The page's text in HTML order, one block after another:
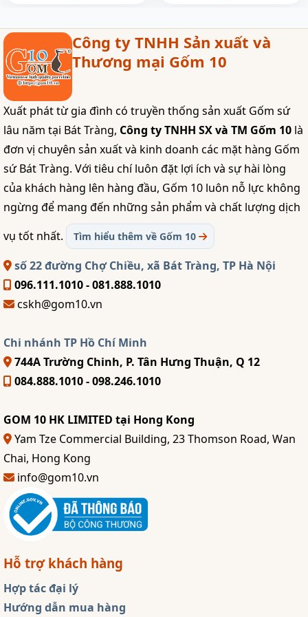
Công ty TNHH Sản xuất và
Thương mại Gốm 10
Xuất phát từ gia đình có truyền thống sản xuất Gốm sứ
lâu năm tại Bát Tràng, Công ty TNHH SX và TM Gốm 10 là
đơn vị chuyên sản xuất và kinh doanh các mặt hàng Gốm
sứ Bát Tràng. Với tiêu chí luôn đặt lợi ích và sự hài lòng
của khách hàng lên hàng đầu, Gốm 10 luôn nỗ lực không
ngừng để mang đến những sản phẩm và chất lượng dịch
vụ tốt nhất.
Tìm hiểu thêm về Gốm 10
số 22 đường Chợ Chiều, xã Bát Tràng, TP Hà Nội
096.111.1010 - 081.888.1010
cskh@gom10.vn
Chi nhánh TP Hồ Chí Minh
744A Trường Chinh, P. Tân Hưng Thuận, Q 12
084.888.1010 - 098.246.1010
GOM 10 HK LIMITED tại Hong Kong
Yam Tze Commercial Building, 23 Thomson Road, Wan
Chai, Hong Kong
info@gom10.vn
Hỗ trợ khách hàng
Hợp tác đại lý
Hướng dẫn mua hàng